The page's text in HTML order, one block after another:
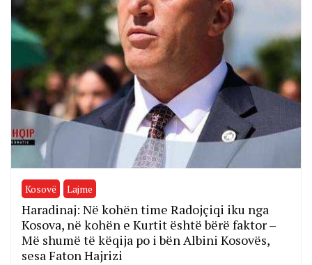
Kosovë Lajme
Haradinaj: Në kohën time Radojçiqi iku nga
Kosova, në kohën e Kurtit është bërë faktor –
Më shumë të këqija po i bën Albini Kosovës,
sesa Faton Hajrizi